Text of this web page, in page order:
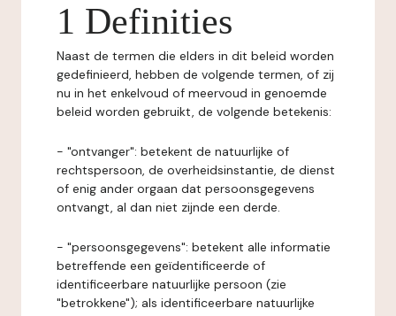
1 Definities
Naast de termen die elders in dit beleid worden
gedefinieerd, hebben de volgende termen, of zij
nu in het enkelvoud of meervoud in genoemde
beleid worden gebruikt, de volgende betekenis:
- "ontvanger": betekent de natuurlijke of
rechtspersoon, de overheidsinstantie, de dienst
of enig ander orgaan dat persoonsgegevens
ontvangt, al dan niet zijnde een derde.
- "persoonsgegevens": betekent alle informatie
betreffende een geïdentificeerde of
identificeerbare natuurlijke persoon (zie
"betrokkene"); als identificeerbare natuurlijke